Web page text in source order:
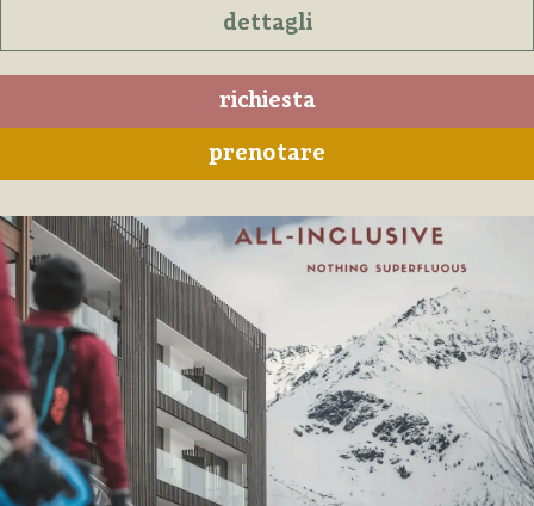
dettagli
richiesta
prenotare